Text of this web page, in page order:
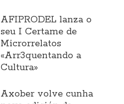
AFIPRODEL lanza o
seu I Certame de
Microrrelatos
«Arr3quentando a
Cultura»
Axober volve cunha